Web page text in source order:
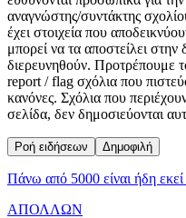
αναγνώστης/συντάκτης
έχει στοιχεία που
μπορεί να τα αποστείλει στην
διερευνηθούν. Προτρέπουμε
report / flag σχόλια που
κανόνες. Σχόλια που
σελίδα, δεν δημοσιεύονται
Ροή ειδήσεων Δημοφιλή
Πάνω από 5000 είναι ήδη εκεί
ΑΠΟΛΛΩΝ